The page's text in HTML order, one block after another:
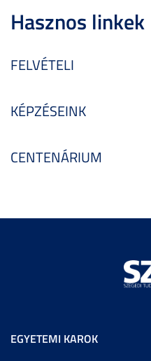
Hasznos linkek
FELVÉTELI
KÉPZÉSEINK
CENTENÁRIUM
EGYETEMI KAROK